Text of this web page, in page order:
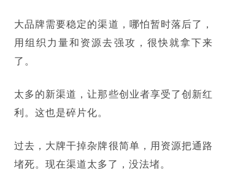
大品牌需要稳定的渠道，哪怕暂时落后了，
用组织力量和资源去强攻，很快就拿下来
了。
太多的新渠道，让那些创业者享受了创新红
利。这也是碎片化。
过去，大牌干掉杂牌很简单，用资源把通路
堵死。现在渠道太多了，没法堵。